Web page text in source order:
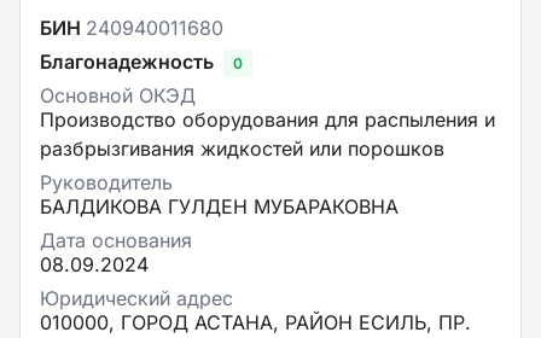
БИН 240940011680
Благонадежность
0
Основной ОКЭД
Производство оборудования для распыления и
разбрызгивания жидкостей или порошков
Руководитель
БАЛДИКОВА ГУЛДЕН МУБАРАКОВНА
Дата основания
08.09.2024
Юридический адрес
010000, ГОРОД АСТАНА, РАЙОН ЕСИЛЬ, ПР.